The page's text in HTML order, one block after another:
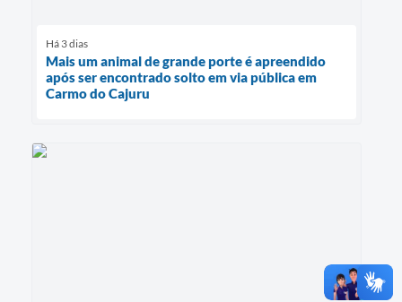
Há 3 dias
Mais um animal de grande porte é apreendido
após ser encontrado solto em via pública em
Carmo do Cajuru